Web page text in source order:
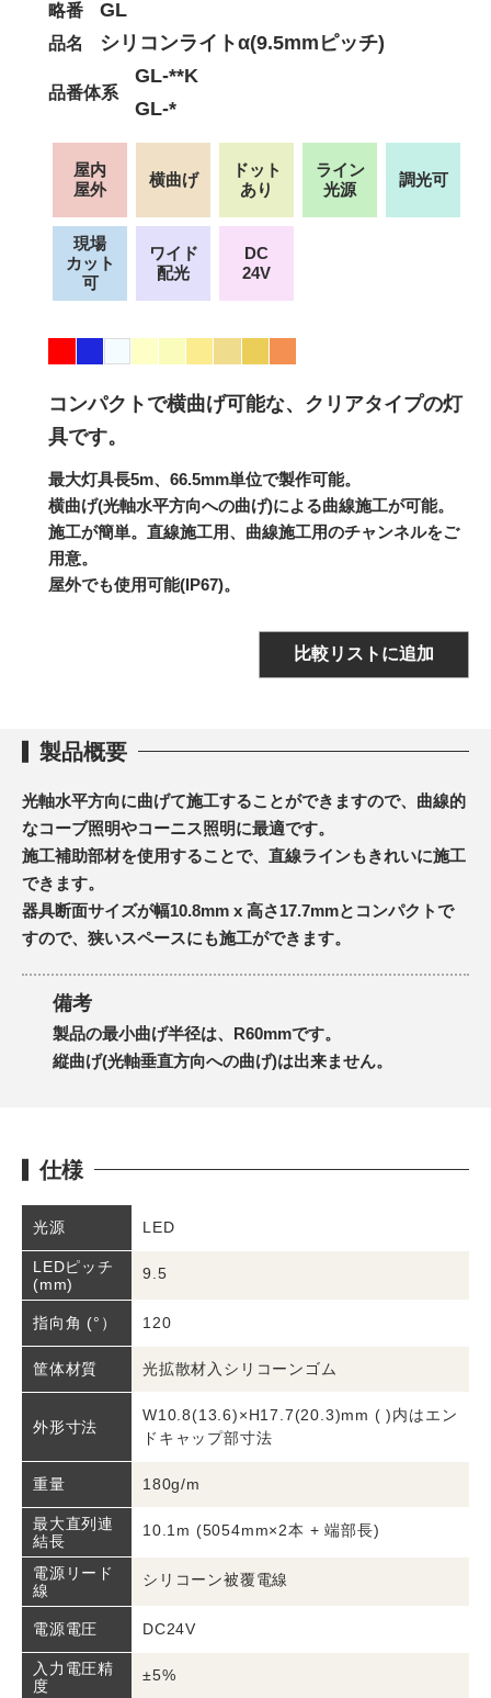
略番 GL
品名 シリコンライトα(9.5mmピッチ)
品番体系
GL-**K
GL-*
屋内
屋外
横曲げ
ドット
あり
ライン
光源
調光可
現場
カット
可
ワイド
配光
DC
24V
コンパクトで横曲げ可能な、クリアタイプの灯
具です。
最大灯具長5m、66.5mm単位で製作可能。
横曲げ(光軸水平方向への曲げ)による曲線施工が可能。
施工が簡単。直線施工用、曲線施工用のチャンネルをご
用意。
屋外でも使用可能(IP67)。
比較リストに追加
製品概要
光軸水平方向に曲げて施工することができますので、曲線的
なコーブ照明やコーニス照明に最適です。
施工補助部材を使用することで、直線ラインもきれいに施工
できます。
器具断面サイズが幅10.8mm x 高さ17.7mmとコンパクトで
すので、狭いスペースにも施工ができます。
備考
製品の最小曲げ半径は、R60mmです。
縦曲げ(光軸垂直方向への曲げ)は出来ません。
仕様
光源 LED
LEDピッチ
(mm)
9.5
指向角 (°） 120
筐体材質 光拡散材入シリコーンゴム
外形寸法
W10.8(13.6)×H17.7(20.3)mm ( )内はエン
ドキャップ部寸法
重量 180g/m
最大直列連
結長
10.1m (5054mm×2本 + 端部長)
電源リード
線
シリコーン被覆電線
電源電圧 DC24V
入力電圧精
度
±5%